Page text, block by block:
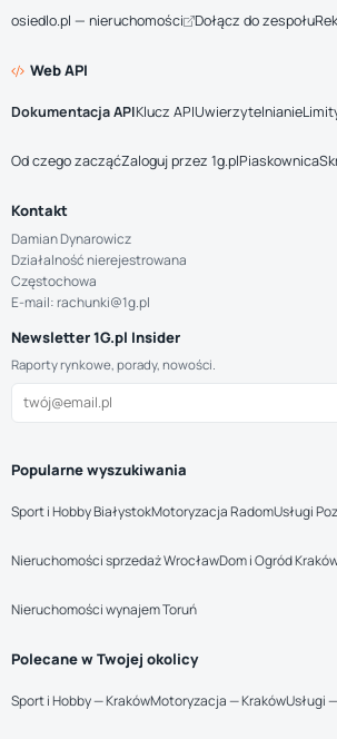
osiedlo.pl — nieruchomości Dołącz do zespołu
Web API
Dokumentacja APIKlucz APIUwierzytelnianie
Od czego zacząćZaloguj przez 1g.plPiaskownica
Kontakt
Damian Dynarowicz
Działalność nierejestrowana
Częstochowa
E-mail: rachunki@1g.pl
Newsletter 1G.pl Insider
Raporty rynkowe, porady, nowości.
Popularne wyszukiwania
Sport i Hobby BiałystokMotoryzacja RadomUsługi
Nieruchomości sprzedaż WrocławDom i Ogród
Nieruchomości wynajem Toruń
Polecane w Twojej okolicy
Sport i Hobby — KrakówMotoryzacja — KrakówUsługi